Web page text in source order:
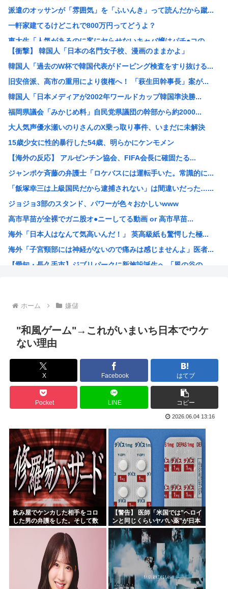
派遣のオッサンが「雰囲気」を「ふいんき」って読んだから蹴...
一軒家建てるけどこれで800万円ってどうよ？
東大生「人気があるのに客にヤらせないキャバ嬢はパチ●コの...
NTR妻「(ごめんなさいあなた…私もうあなたのところへ戻...
AIで人員削減やりまくった結果
佐藤二朗、妻から33年目に初めて「ハグでもしてみっか」→...
公務員の給与って言うほど高いか？
イスラエル高官「日本よ、原爆式典とか被害者面やめね？中国...
この特徴、完全に毒親です。
ワイ、埼玉県がバカにされる理由がガチで分からない
【正論】アメリカ人観光客「東京は昔の街並みがなくてつまら...
【画像】イケおじ(54)、JK10人とハメ撮り770本撮...
葬儀屋「火葬プランはどうなさいますか？」 ワイ喪主「直葬...
【衝撃】ウイスキーを冷凍庫に入れると凍るwww
ナポリ大震災(マグニチュード4.7)
一人旅とかいう20代までしか絵にならない奴
【悲報】「自衛隊は違憲」←これどう思う？
【衝撃】 韓国人「日本の名門女子校、漫画のままかよ」
韓国人「過去のW杯で韓国代表がドーピング検査をすり抜ける...
旧安倍派、高市の重用により復権へ！ 「萩生田幹事長」案が...
韓国人「日本メディアが2002年ワールドカップ韓国準決勝...
福岡県議会「みかじめ料」自民党県議団の幹部から約2000...
大人気声優水瀬いのりさんのX乗っ取り事件、いまだに未解決
15歳少女に性的暴行した54歳、明らかにケンモメン
【海外の反応】 アルゼンチン協会、FIFA会長に確固たる...
ジャンポケ斉藤の弁護士「ロケバスには運転手いた。常識的に...
「飯塚幸三は上級国民だから逮捕されない」は間違いだった…...
ジョジョ3部のスタンド、パワーが色々おかしいwww
高市早苗が全裸でガニ股オ●ニーしてる動画 or 高市早苗...
海外「日本人はなんて気高いんだ！」 英高級紙も驚愕した極...
海外「子宮頸部には神経がないので痛みは感じませんよ」医者...
【愛知・長久手市】ジブリパークに新施設誕生へ 「風の谷の...
【画像】今期の覇権アニメが『天幕シャドウガール』に決まっ...
トランプの支持率低迷中の共和党、中間選挙では「民主党はも...
声優目指して上京したワイ、もう実家に帰ることを決意
高市早苗、被爆体験者と面会するも発言を禁止し握手のみ許可...
大谷翔平が今永昇太を睨みつける様子に全米騒然！←「最高の...
6月の消費支出-3.3%で7か月連続マイナス 総務省「貯...
韓国人「熊本地震で見る日本の土木技術の完全勝利をご覧くだ...
海外「素晴らしい！」日本が買収したUSスチール驚異の大復...
NARUTO、ここにきてガチで復権してしまう w w w...
海外「まるでタイムスリップしたみたいだ…！」日本の江戸時...
【衝撃】 韓国人「エボシ御前の声の人、若い頃がこれかよ」
首相官邸「高市総理の映像を悪用した偽サイトに注意してくだ...
ホーム 嫌儲
"和風ゲーム"→これがいまいち日本でウケ
ない理由
X Facebook はてブ
Pocket LINE コピー
2026.06.04 13:16
飲み屋でケンカした相手をコロ
した男の弁護をした。そして数
年後、因果応報を思わせる出来
【警告】 医師「米国では”ヘロイ
ンと同じくらいヤバい薬”が日本
では平気で処方されてる」